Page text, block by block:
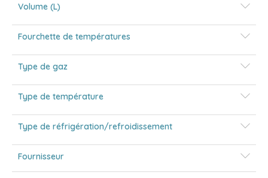
Volume (L)
Fourchette de températures
Type de gaz
Type de température
Type de réfrigération/refroidissement
Fournisseur